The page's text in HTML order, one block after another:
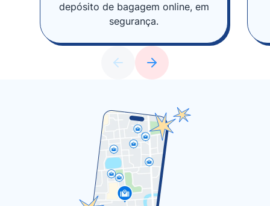
depósito de bagagem online, em
segurança.